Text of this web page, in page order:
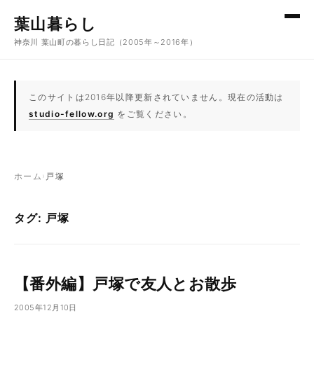
葉山暮らし
神奈川 葉山町の暮らし日記（2005年～2016年）
このサイトは2016年以降更新されていません。現在の活動は
studio-fellow.org をご覧ください。
ホーム › 戸塚
タグ: 戸塚
【番外編】戸塚で友人とお散歩
2005年12月10日